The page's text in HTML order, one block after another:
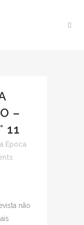
–
11
Epoca
não